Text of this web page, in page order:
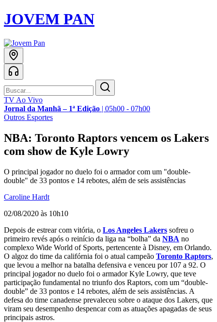
JOVEM PAN
TV Ao Vivo
Jornal da Manhã – 1ª Edição | 05h00 - 07h00
Outros Esportes
NBA: Toronto Raptors vencem os Lakers
com show de Kyle Lowry
O principal jogador no duelo foi o armador com um "double-
double" de 33 pontos e 14 rebotes, além de seis assistências
Caroline Hardt
02/08/2020 às 10h10
Depois de estrear com vitória, o Los Angeles Lakers sofreu o
primeiro revés após o reinício da liga na “bolha” da NBA no
complexo Wide World of Sports, pertencente à Disney, em Orlando.
O algoz do time da califórnia foi o atual campeão Toronto Raptors,
que levou a melhor na batalha defensiva e venceu por 107 a 92. O
principal jogador no duelo foi o armador Kyle Lowry, que teve
participação fundamental no triunfo dos Raptors, com um “double-
double” de 33 pontos e 14 rebotes, além de seis assistências. A
defesa do time canadense prevaleceu sobre o ataque dos Lakers, que
viram seu desempenho despencar com as atuações apagadas de seus
principais astros.